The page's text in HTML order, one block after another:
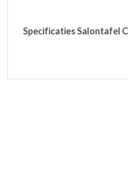
Specificaties Salontafel